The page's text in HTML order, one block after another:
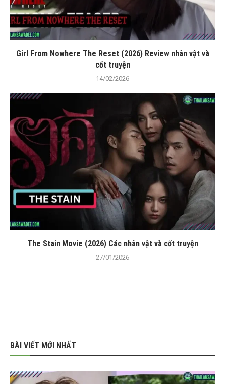
Girl From Nowhere The Reset (2026) Review nhân vật và
cốt truyện
14/02/2026
The Stain Movie (2026) Các nhân vật và cốt truyện
27/01/2026
BÀI VIẾT MỚI NHẤT